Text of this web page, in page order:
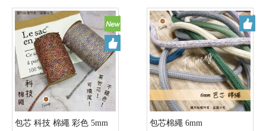
包芯 科技 棉繩 彩色 5mm 包芯棉繩 6mm